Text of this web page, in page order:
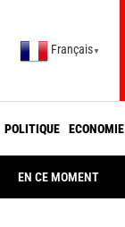
Français ▼
POLITIQUE ECONOMIE
EN CE MOMENT